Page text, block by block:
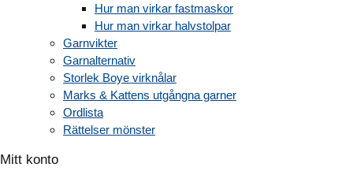
Hur man virkar fastmaskor
Hur man virkar halvstolpar
Garnvikter
Garnalternativ
Storlek Boye virknålar
Marks & Kattens utgångna garner
Ordlista
Rättelser mönster
Mitt konto